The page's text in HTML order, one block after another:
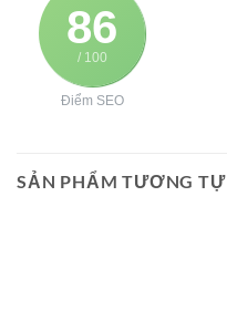
86
/ 100
Điểm SEO
SẢN PHẨM TƯƠNG TỰ